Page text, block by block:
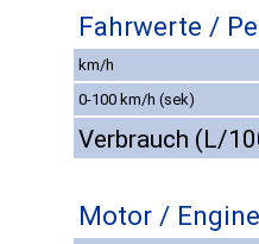
Fahrwerte /
km/h
0-100 km/h (sek)
Verbrauch (L/
Motor / Engine